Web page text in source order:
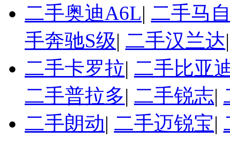
二手奥迪A6L| 二手马
手奔驰S级| 二手汉兰达
二手卡罗拉| 二手比亚
二手普拉多| 二手锐志|
二手朗动| 二手迈锐宝|